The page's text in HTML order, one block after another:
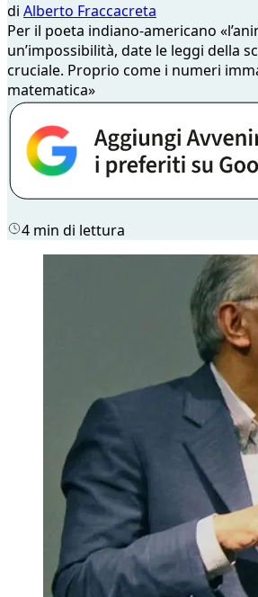
di Alberto Fraccacreta
Per il poeta indiano-americano
un’impossibilità, date le leggi della
cruciale. Proprio come i numeri
matematica»
4 min di lettura